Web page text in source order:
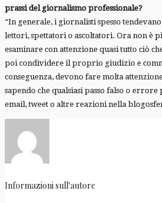
prassi del giornalismo professionale?
“In generale, i giornalisti spesso
lettori, spettatori o ascoltatori. Ora non è
esaminare con attenzione quasi tutto ciò
poi condividere il proprio giudizio e
conseguenza, devono fare molta
sapendo che qualsiasi passo falso o
email, tweet o altre reazioni nella
Informazioni sull'autore